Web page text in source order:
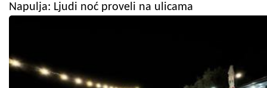
Napulja: Ljudi noć proveli na ulicama